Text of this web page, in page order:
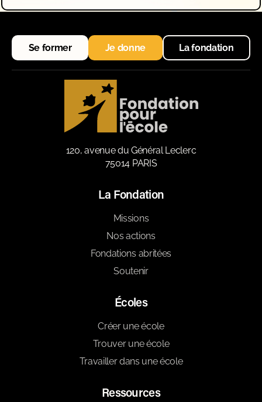
Se former Je donne La fondation
120, avenue du Général Leclerc
75014 PARIS
La Fondation
Missions
Nos actions
Fondations abritées
Soutenir
Écoles
Créer une école
Trouver une école
Travailler dans une école
Ressources